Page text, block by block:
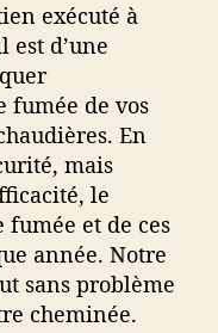
O
L
B
E
–
0
6
6
0
5
1
exécuté à
d’une
fumée de vos
En
mais
le
fumée et de ces
année. Notre
sans problème
cheminée.